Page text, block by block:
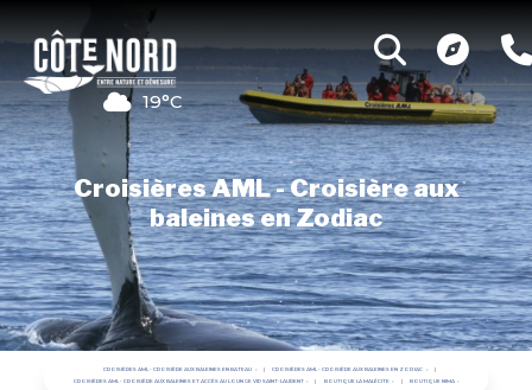
19°C
Croisières AML - Croisière aux
baleines en Zodiac
CROISIÈRES AML - CROISIÈRE AUX BALEINES EN BATEAU CROISIÈRES AML - CROISIÈRE AUX BALEINES EN ZODIAC
CROISIÈRES AML - CROISIÈRE AUX BALEINES ET ACCÈS AU LOUNGE VIP SAINT-LAURENT BOUTIQUE LA MALÉCITE BOUTIQUE NIMA